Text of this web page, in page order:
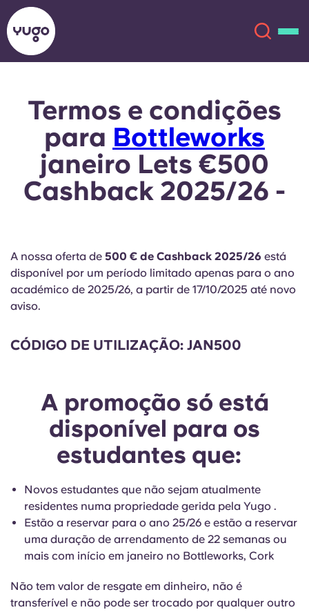
Sobre
Localizações
Mais
Conta Língua
English (US)
Chinese
Español
Deutsch
Italian
French
Selecione uma cidade
Iniciar sessão
English (GB)
English (US)
Chinese Español
Italian French
Portuguese
Termos e condições
para Bottleworks
janeiro Lets €500
Cashback 2025/26 -
A nossa oferta de 500 € de Cashback 2025/26 está
disponível por um período limitado apenas para o ano
académico de 2025/26, a partir de 17/10/2025 até novo
aviso.
CÓDIGO DE UTILIZAÇÃO: JAN500
A promoção só está
disponível para os
estudantes que:
Novos estudantes que não sejam atualmente
residentes numa propriedade gerida pela Yugo .
Estão a reservar para o ano 25/26 e estão a reservar
uma duração de arrendamento de 22 semanas ou
mais com início em janeiro no Bottleworks, Cork
Não tem valor de resgate em dinheiro, não é
transferível e não pode ser trocado por qualquer outro